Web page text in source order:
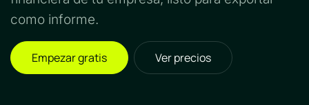
como informe.
Empezar gratis Ver precios